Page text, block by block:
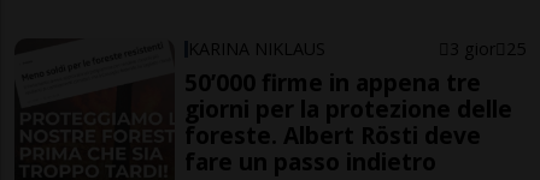
KARINA NIKLAUS 3 gior 25
50’000 firme in appena tre
giorni per la protezione delle
foreste. Albert Rösti deve
fare un passo indietro